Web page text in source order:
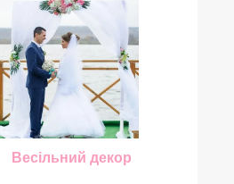
Весільний декор